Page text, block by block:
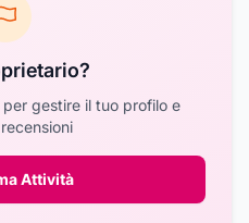
gestire il tuo profilo e
Attività